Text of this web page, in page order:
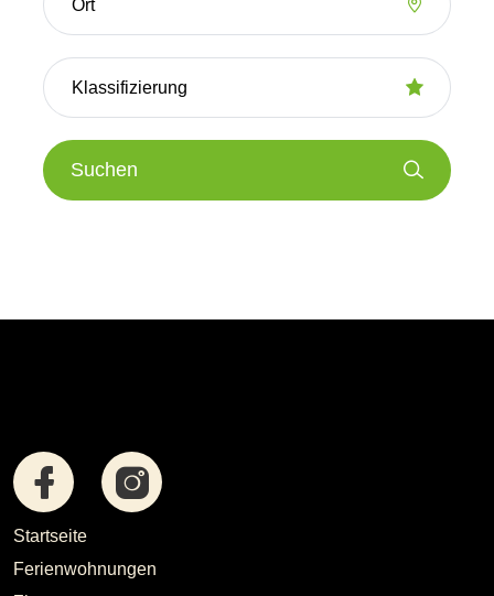
Suchen
Startseite
Ferienwohnungen